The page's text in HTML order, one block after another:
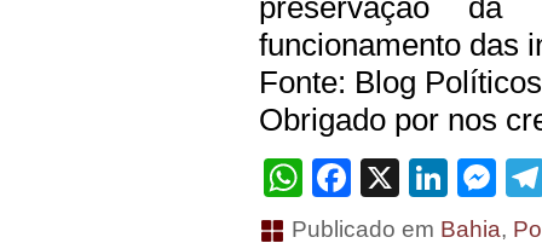
funcionamento das
Fonte: Blog
Obrigado por nos
WhatsApp
Facebook
X
Publicado em Bahia,